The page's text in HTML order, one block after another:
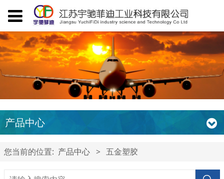
产品中心
您当前的位置: 产品中心 > 五金塑胶